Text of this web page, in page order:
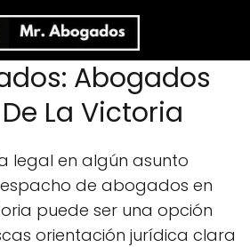
Abogados
La Victoria
legal en algún asunto
de abogados en
puede ser una opción
orientación jurídica clara